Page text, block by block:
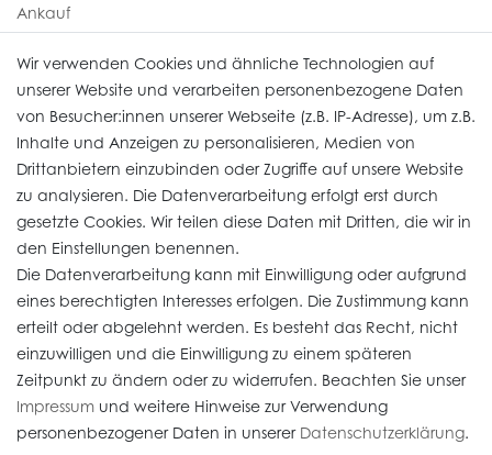
Ankauf
Uhren Service
Vertrag widerrufen
Informationen
Widerrufs­recht
Impressum
AGB
Wir verwenden Cookies und ähnliche Technologien auf
unserer Website und verarbeiten personenbezogene Daten
von Besucher:innen unserer Webseite (z.B. IP-Adresse), um z.B.
Inhalte und Anzeigen zu personalisieren, Medien von
Drittanbietern einzubinden oder Zugriffe auf unsere Website
zu analysieren. Die Datenverarbeitung erfolgt erst durch
gesetzte Cookies. Wir teilen diese Daten mit Dritten, die wir in
den Einstellungen benennen.
Die Datenverarbeitung kann mit Einwilligung oder aufgrund
eines berechtigten Interesses erfolgen. Die Zustimmung kann
erteilt oder abgelehnt werden. Es besteht das Recht, nicht
einzuwilligen und die Einwilligung zu einem späteren
Zeitpunkt zu ändern oder zu widerrufen. Beachten Sie unser
Impressum und weitere Hinweise zur Verwendung
personenbezogener Daten in unserer Daten­schutz­erklärung.